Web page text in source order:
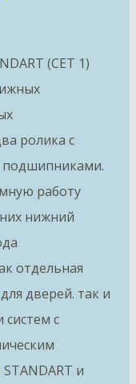
(СЕТ 1)
ролика с
работу
нижний
отдельная
дверей. так и
с
и